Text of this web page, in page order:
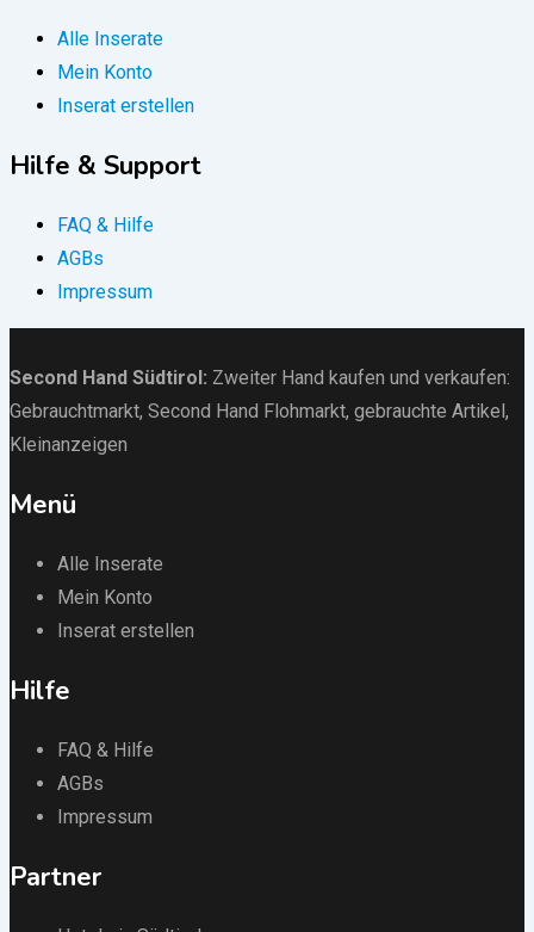
Alle Inserate
Mein Konto
Inserat erstellen
Hilfe & Support
FAQ & Hilfe
AGBs
Impressum
Second Hand Südtirol : Zweiter Hand kaufen und verkaufen:
Gebrauchtmarkt, Second Hand Flohmarkt, gebrauchte Artikel ,
Kleinanzeigen
Menü
Alle Inserate
Mein Konto
Inserat erstellen
Hilfe
FAQ & Hilfe
AGBs
Impressum
Partner